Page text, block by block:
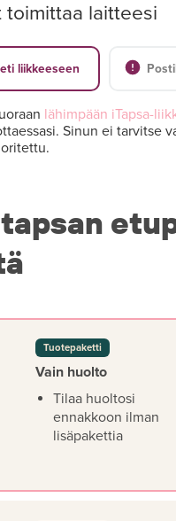
toimittaa laitteesi
liikkeeseen
lähimpään iTapsa-
Sinun ei tarvitse
Tuotepaketti
Vain huolto
Tilaa huoltosi
ennakkoon ilman
lisäpakettia